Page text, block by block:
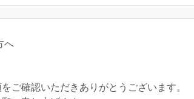
へ
ご確認いただきありがとうございます。